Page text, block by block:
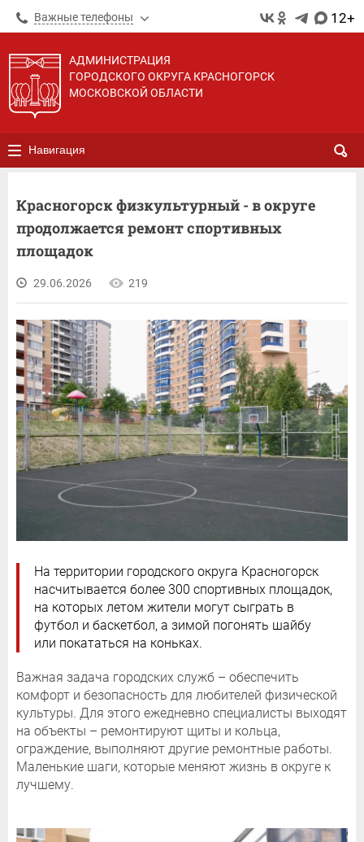
Важные телефоны 12+
АДМИНИСТРАЦИЯ
ГОРОДСКОГО ОКРУГА КРАСНОГОРСК
МОСКОВСКОЙ ОБЛАСТИ
Навигация
Красногорск физкультурный - в округе
продолжается ремонт спортивных
площадок
29.06.2026 219
На территории городского округа Красногорск
насчитывается более 300 спортивных площадок,
на которых летом жители могут сыграть в
футбол и баскетбол, а зимой погонять шайбу
или покататься на коньках.
Важная задача городских служб – обеспечить
комфорт и безопасность для любителей физической
культуры. Для этого ежедневно специалисты выходят
на объекты – ремонтируют щиты и кольца,
ограждение, выполняют другие ремонтные работы.
Маленькие шаги, которые меняют жизнь в округе к
лучшему.